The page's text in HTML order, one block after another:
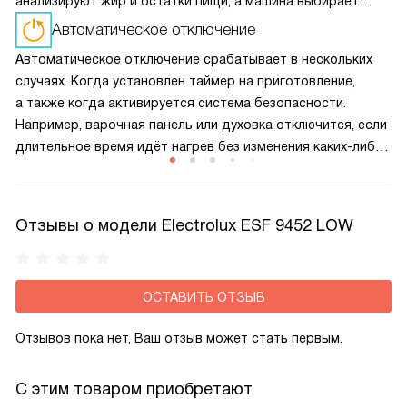
оптимальный цикл — экономя энергию и воду без потери
качества мойки.
Автоматическое отключение
Автоматическое отключение срабатывает в нескольких
случаях. Когда установлен таймер на приготовление,
а также когда активируется система безопасности.
Например, варочная панель или духовка отключится, если
длительное время идёт нагрев без изменения каких-либо
Отзывы о модели Electrolux ESF 9452 LOW
ОСТАВИТЬ ОТЗЫВ
Отзывов пока нет, Ваш отзыв может стать первым.
С этим товаром приобретают